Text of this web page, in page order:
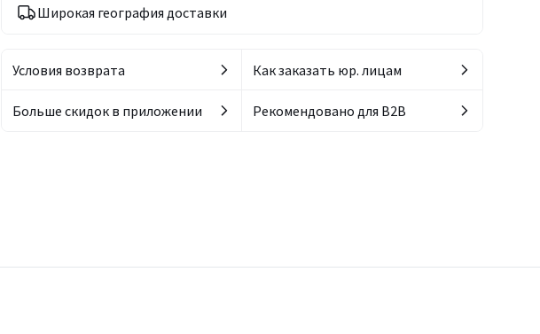
Широкая география доставки
Условия возврата Как заказать юр. лицам
Больше скидок в приложении Рекомендовано для B2B